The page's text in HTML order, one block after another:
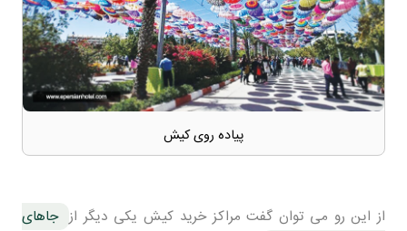
پیاده روی کیش
از این رو می توان گفت مراکز خرید کیش یکی دیگر از جاهای